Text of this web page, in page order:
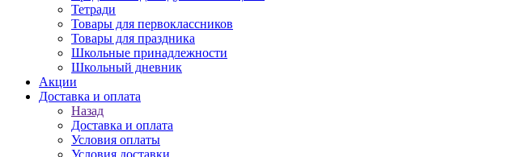
Тетради
Товары для первоклассников
Товары для праздника
Школьные принадлежности
Школьный дневник
Акции
Доставка и оплата
Назад
Доставка и оплата
Условия оплаты
Условия доставки